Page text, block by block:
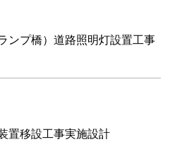
ンプ橋）道路照明灯設置工事
置移設工事実施設計